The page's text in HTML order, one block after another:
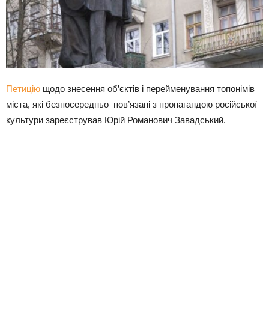
Петицію щодо знесення об’єктів і перейменування топонімів
міста, які безпосередньо пов’язані з пропагандою російської
культури зареєстрував Юрій Романович Завадський.